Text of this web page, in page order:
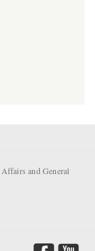
and General